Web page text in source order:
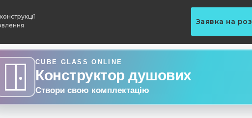
CUBE GLASS ONLINE
Конструктор душових
Створи свою комплектацію
Заявка на